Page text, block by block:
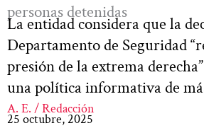
personas detenidas
La entidad considera que la
Departamento de Seguridad
presión de la extrema
una política informativa de
A. E. / Redacción
25 octubre, 2025